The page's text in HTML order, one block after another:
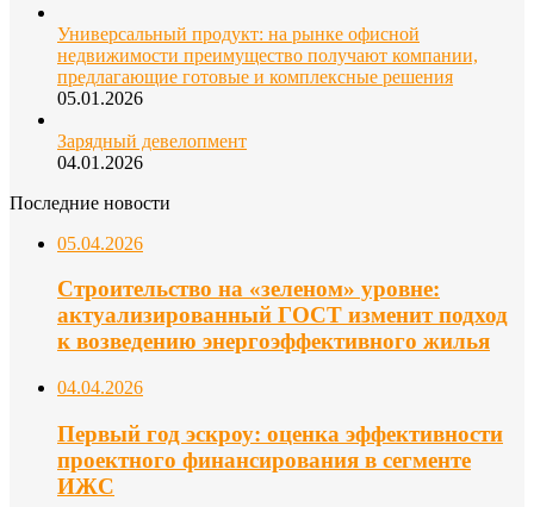
Универсальный продукт: на рынке офисной
недвижимости преимущество получают компании,
предлагающие готовые и комплексные решения
05.01.2026
Зарядный девелопмент
04.01.2026
Последние новости
05.04.2026
Строительство на «зеленом» уровне:
актуализированный ГОСТ изменит подход
к возведению энергоэффективного жилья
04.04.2026
Первый год эскроу: оценка эффективности
проектного финансирования в сегменте
ИЖС